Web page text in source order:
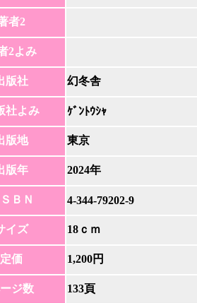
者2
2よみ
版社 幻冬舎
社よみ ｹﾞﾝﾄｳｼｬ
版地 東京
版年 2024年
ＳＢＮ 4-344-79202-9
イズ 18ｃｍ
定価 1,200円
ジ数 133頁